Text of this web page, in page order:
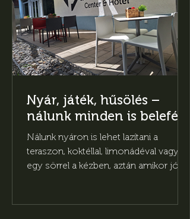
egyszerre ugrik fel a helyéről. A
FORDAN Center pontosan ezt az
élményt hozza el a VB idejére.
Nyár, játék, hűsölés –
nálunk minden is belefér
Nálunk nyáron is lehet lazítani a
teraszon, koktéllal, limonádéval vagy
egy sörrel a kézben, aztán amikor jól